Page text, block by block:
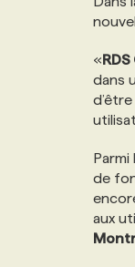
NOS
NOS
NOS
NOS
NOS«RDS
dans
de
aux